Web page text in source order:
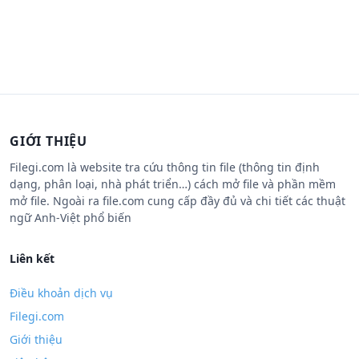
GIỚI THIỆU
Filegi.com là website tra cứu thông tin file (thông tin định
dạng, phân loại, nhà phát triển…) cách mở file và phần mềm
mở file. Ngoài ra file.com cung cấp đầy đủ và chi tiết các thuật
ngữ Anh-Việt phổ biến
Liên kết
Điều khoản dịch vụ
Filegi.com
Giới thiệu